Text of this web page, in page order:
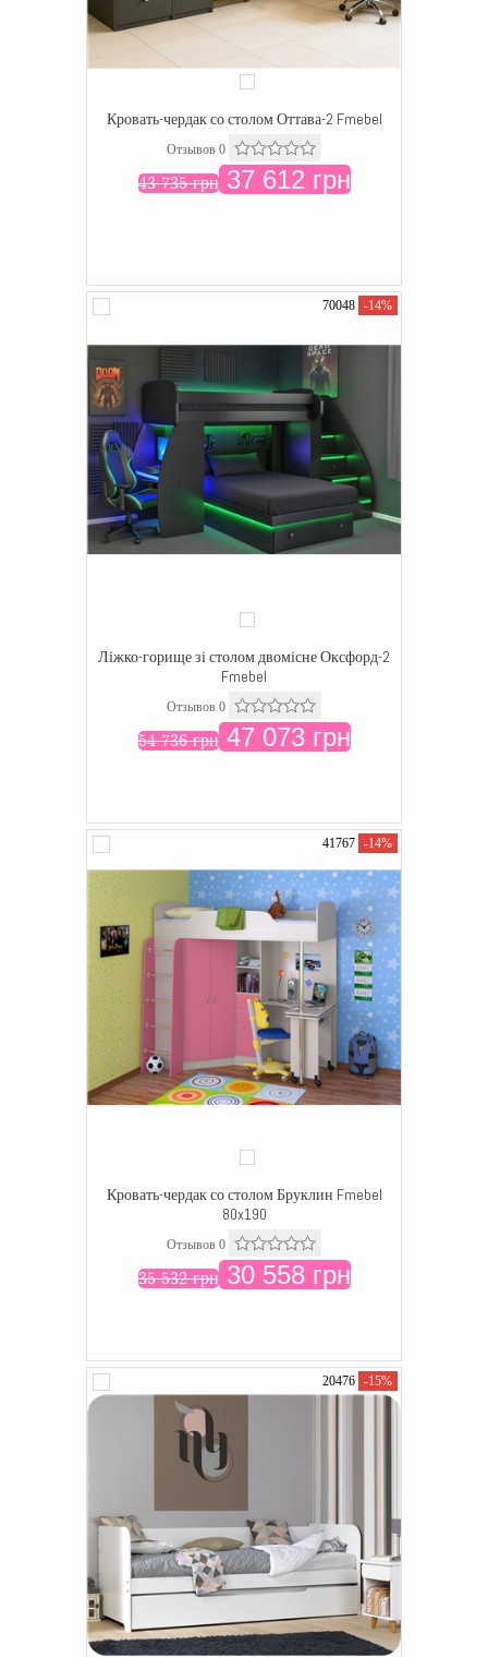
Кровать-чердак со столом Оттава-2 Fmebel
Отзывов 0
43 735 грн37 612 грн
70048 -14%
Ліжко-горище зі столом двомісне Оксфорд-2
Fmebel
Отзывов 0
54 736 грн47 073 грн
41767 -14%
Кровать-чердак со столом Бруклин Fmebel
80x190
Отзывов 0
35 532 грн30 558 грн
20476 -15%